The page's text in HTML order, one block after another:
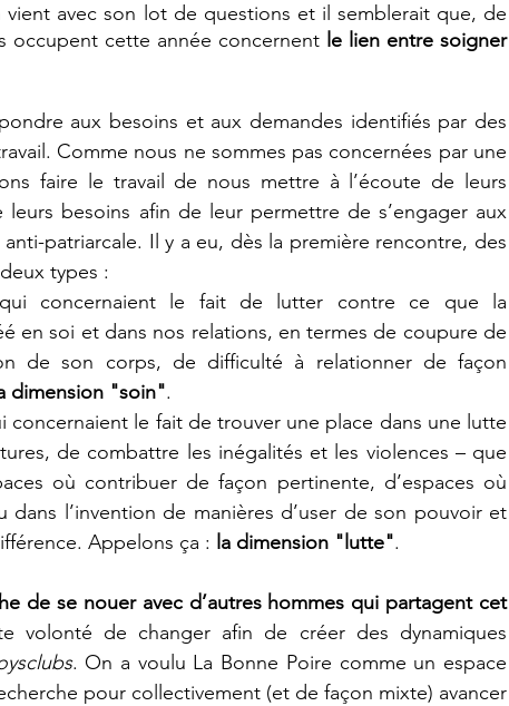
vient avec son lot de questions et il semblerait que, de
occupent cette année concernent le lien entre soigner
aux besoins et aux demandes identifiés par des
Comme nous ne sommes pas concernées par une
faire le travail de nous mettre à l’écoute de leurs
besoins afin de leur permettre de s’engager aux
patriarcale. Il y a eu, dès la première rencontre, des
types :
concernaient le fait de lutter contre ce que la
en soi et dans nos relations, en termes de coupure de
de son corps, de difficulté à relationner de façon
dimension "soin".
concernaient le fait de trouver une place dans une lutte
de combattre les inégalités et les violences – que
où contribuer de façon pertinente, d’espaces où
l’invention de manières d’user de son pouvoir et
Appelons ça : la dimension "lutte".
de se nouer avec d’autres hommes qui partagent cet
volonté de changer afin de créer des dynamiques
. On a voulu La Bonne Poire comme un espace
pour collectivement (et de façon mixte) avancer